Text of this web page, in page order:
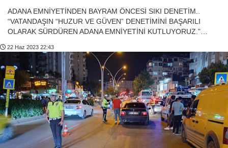
ADANA EMNİYETİNDEN BAYRAM ÖNCESİ SIKI DENETİM..
“VATANDAŞIN “HUZUR VE GÜVEN” DENETİMİNİ BAŞARILI
OLARAK SÜRDÜREN ADANA EMNİYETİNİ KUTLUYORUZ.”…
22 Haz 2023 22:43